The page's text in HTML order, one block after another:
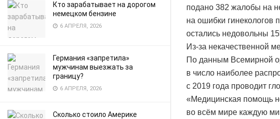
Кто зарабатывает на дорогом
немецком бензине
6 АПРЕЛЯ, 2026
Германия «запретила»
мужчинам выезжать за
границу?
6 АПРЕЛЯ, 2026
Сколько стоило Америке
подано 382 жалобы на
на ошибки гинекологов
остались недовольны
Из-за некачественной
По данным Всемирной
в число наиболее
с 2019 года проводит
«Медицинская помощь
во всём мире каждую